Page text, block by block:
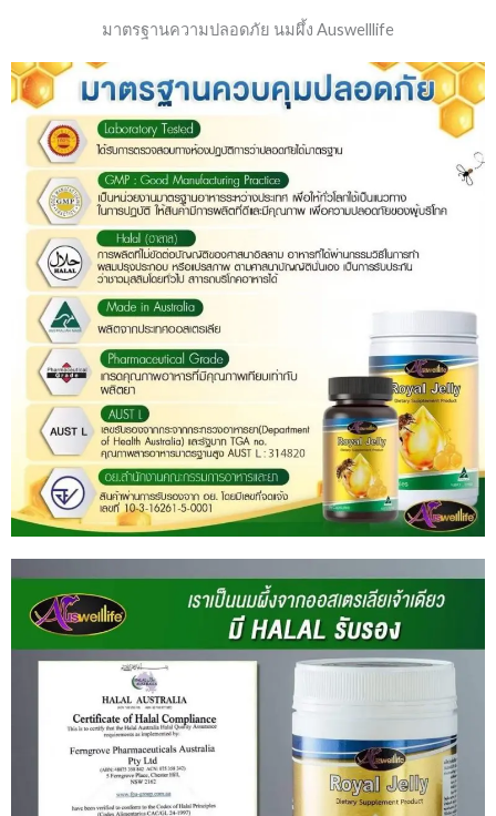
มาตรฐานความปลอดภัย นมผึ้ง Auswelllife